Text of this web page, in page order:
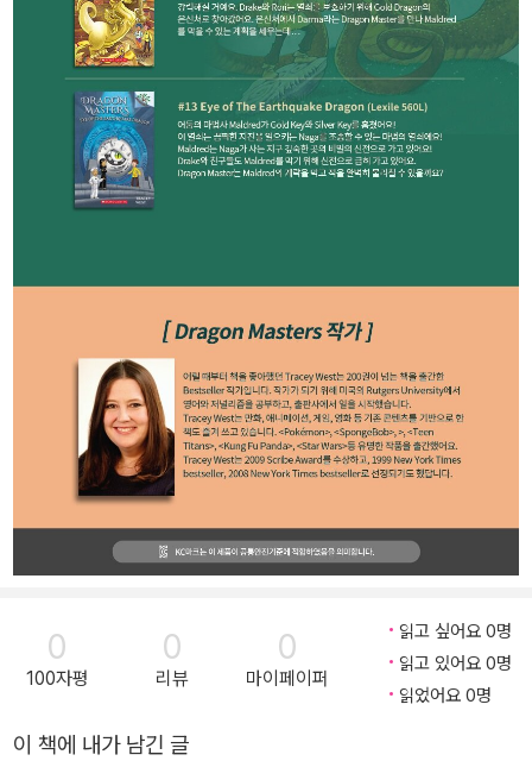
0
100자평
0
리뷰
0
마이페이퍼
읽고 싶어요 0명
읽고 있어요 0명
읽었어요 0명
이 책에 내가 남긴 글